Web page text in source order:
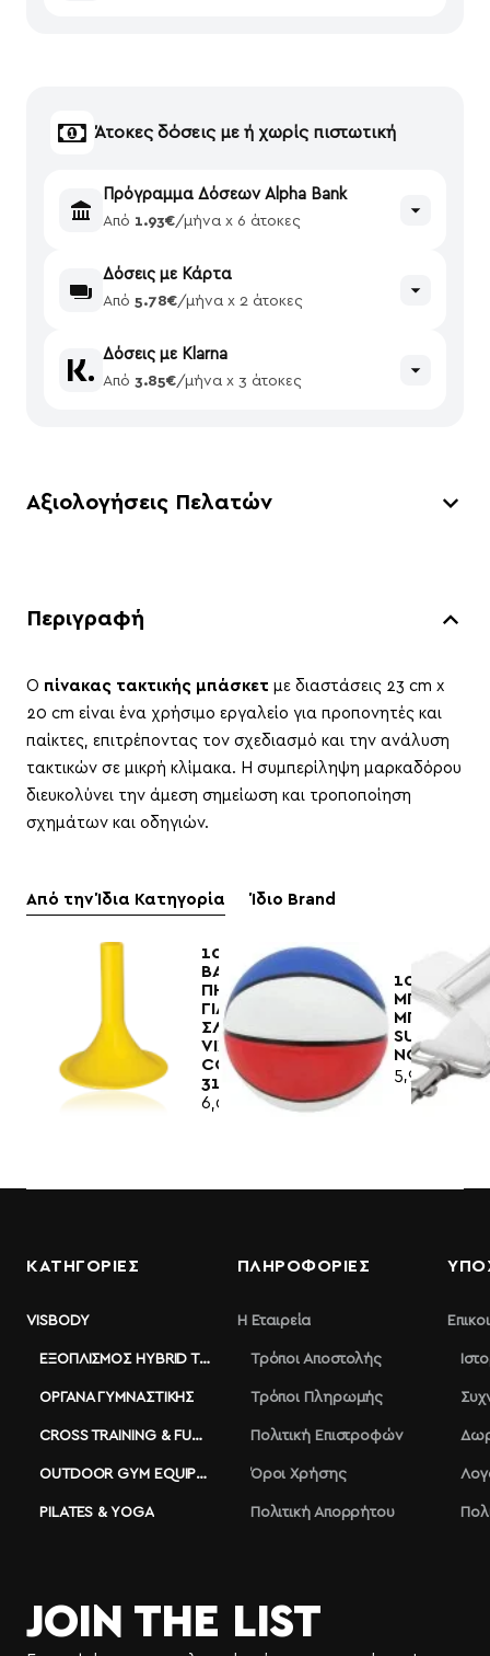
Άτοκες δόσεις με ή χωρίς πιστωτική
Πρόγραμμα Δόσεων Alpha Bank
Από 1.93€/μήνα x 6 άτοκες
Δόσεις με Κάρτα
Από 5.78€/μήνα x 2 άτοκες
Δόσεις με Klarna
Από 3.85€/μήνα x 3 άτοκες
Αξιολογήσεις Πελατών
Περιγραφή
Ο πίνακας τακτικής μπάσκετ με διαστάσεις 23 cm x
20 cm είναι ένα χρήσιμο εργαλείο για προπονητές και
παίκτες, επιτρέποντας τον σχεδιασμό και την ανάλυση
τακτικών σε μικρή κλίμακα. Η συμπερίληψη μαρκαδόρου
διευκολύνει την άμεση σημείωση και τροποποίηση
σχημάτων και οδηγιών.
Από την Ίδια Κατηγορία Ίδιο Brand
100510
ΒΑΣΗ
ΠΗΧΕΩΝ
ΓΙΑ
ΣΛΑΛΟΜ
VIXEN
CODE
3142
6,00€
100555
ΜΠΑΛΑ
ΜΠΑΣΚΕΤ
SUPA
NO7
5,90€
ΚΑΤΗΓΟΡΙΕΣ
VISBODY
ΕΞΟΠΛΙΣΜΌΣ HYBRID TRAINING
ΌΡΓΑΝΑ ΓΥΜΝΑΣΤΙΚΉΣ
CROSS TRAINING & FUNCTIONAL
OUTDOOR GYM EQUIPMENT
PILATES & YOGA
ΠΛΗΡΟΦΟΡΊΕΣ
Η Εταιρεία
Τρόποι Αποστολής
Τρόποι Πληρωμής
Πολιτική Επιστροφών
Όροι Χρήσης
Πολιτική Απορρήτου
JOIN THE LIST